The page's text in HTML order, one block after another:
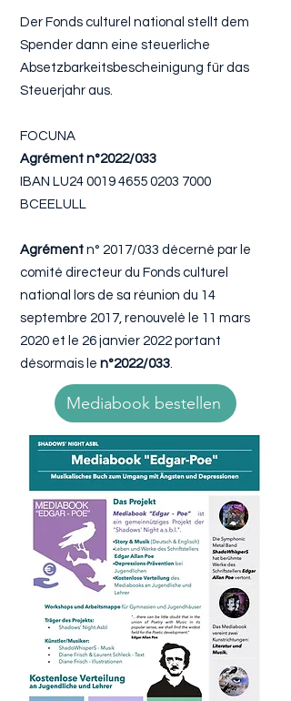
Der Fonds culturel national stellt dem
Spender dann eine steuerliche
Absetzbarkeitsbescheinigung für das
Steuerjahr aus.
FOCUNA
Agrément n°2022/033
IBAN LU24 0019 4655 0203 7000
BCEELULL
Agrément n° 2017/033 décerné par le
comité directeur du Fonds culturel
national lors de sa réunion du 14
septembre 2017, renouvelé le 11 mars
2020 et le 26 janvier 2022 portant
désormais le n°2022/033.
Mediabook bestellen